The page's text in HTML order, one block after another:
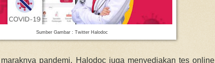
Sumber Gambar : Twitter Halodoc
pandemi, Halodoc juga menyediakan tes online